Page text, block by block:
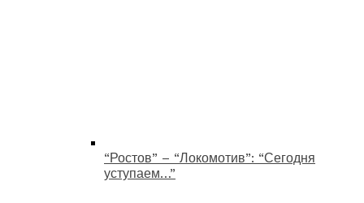
“Ростов” – “Локомотив”: “Сегодня
уступаем…”